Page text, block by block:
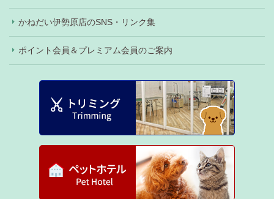
かねだい伊勢原店のSNS・リンク集
ポイント会員＆プレミアム会員のご案内